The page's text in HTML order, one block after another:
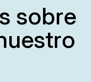
sobre